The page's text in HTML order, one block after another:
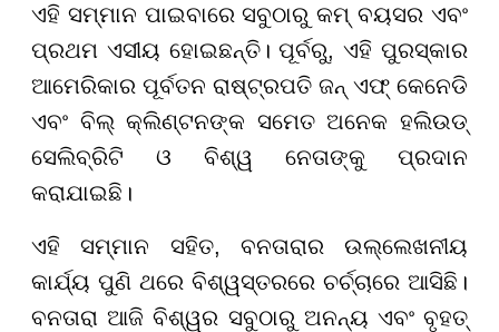
ଏହି ସମ୍ମାନ ପାଇବାରେ ସବୁଠାରୁ କମ୍ ବୟସର ଏବଂ
ପ୍ରଥମ ଏସୀୟ ହୋଇଛନ୍ତି। ପୂର୍ବରୁ, ଏହି ପୁରସ୍କାର
ଆମେରିକାର ପୂର୍ବତନ ରାଷ୍ଟ୍ରପତି ଜନ୍ ଏଫ୍ କେନେଡି
ଏବଂ ବିଲ୍ କ୍ଲିଣ୍ଟନଙ୍କ ସମେତ ଅନେକ ହଲିଉଡ୍
ସେଲିବ୍ରିଟି ଓ ବିଶ୍ୱ ନେତାଙ୍କୁ ପ୍ରଦାନ
କରାଯାଇଛି।
ଏହି ସମ୍ମାନ ସହିତ, ବନତାରାର ଉଲ୍ଲେଖନୀୟ
କାର୍ଯ୍ୟ ପୁଣି ଥରେ ବିଶ୍ୱସ୍ତରରେ ଚର୍ଚ୍ଚାରେ ଆସିଛି।
ବନତାରା ଆଜି ବିଶ୍ୱର ସବୁଠାରୁ ଅନନ୍ୟ ଏବଂ ବୃହତ୍